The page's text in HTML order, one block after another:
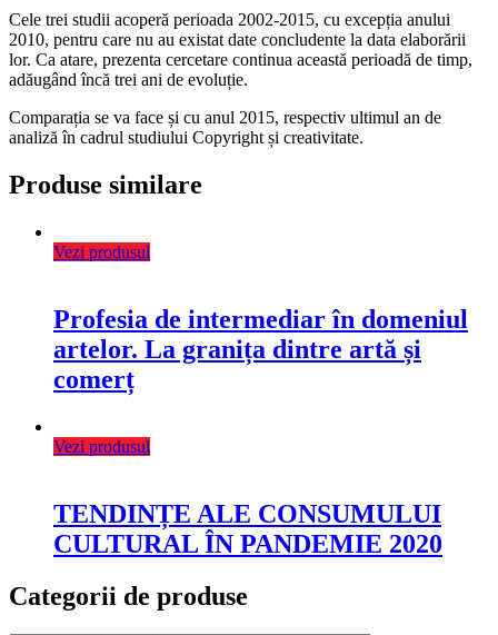
Cele trei studii acoperă perioada 2002-2015, cu excepția anului
2010, pentru care nu au existat date concludente la data elaborării
lor. Ca atare, prezenta cercetare continua această perioadă de timp,
adăugând încă trei ani de evoluție.
Comparația se va face și cu anul 2015, respectiv ultimul an de
analiză în cadrul studiului Copyright și creativitate.
Produse similare
Vezi produsul
Profesia de intermediar în domeniul
artelor. La granița dintre artă și
comerț
Vezi produsul
TENDINȚE ALE CONSUMULUI
CULTURAL ÎN PANDEMIE 2020
Categorii de produse